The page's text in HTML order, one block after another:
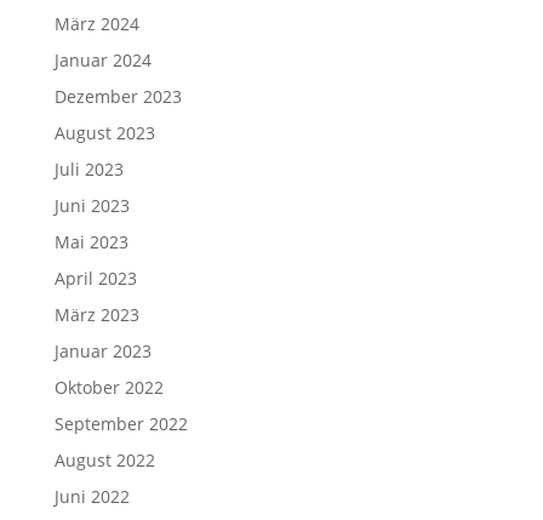
März 2024
Januar 2024
Dezember 2023
August 2023
Juli 2023
Juni 2023
Mai 2023
April 2023
März 2023
Januar 2023
Oktober 2022
September 2022
August 2022
Juni 2022